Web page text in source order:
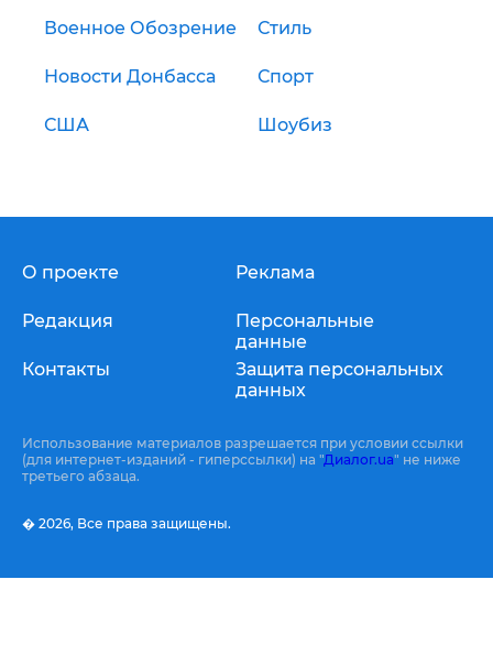
Военное Обозрение Стиль
Новости Донбасса Спорт
США Шоубиз
О проекте
Редакция
Контакты
Реклама
Персональные
данные
Защита персональных
данных
Использование материалов разрешается при условии ссылки
(для интернет-изданий - гиперссылки) на "Диалог.ua" не ниже
третьего абзаца.
� 2026, Все права защищены.